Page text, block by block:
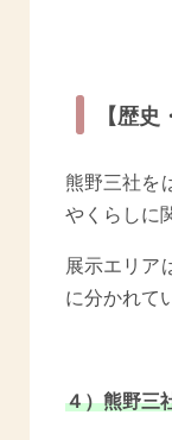
【歴史
熊野三社を
やくらしに
展示エリア
に分かれて
４）熊野三